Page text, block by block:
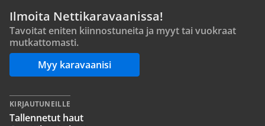
Ilmoita Nettikaravaanissa!
Tavoitat eniten kiinnostuneita ja myyt tai vuokraat
mutkattomasti.
Myy karavaanisi
KIRJAUTUNEILLE
Tallennetut haut